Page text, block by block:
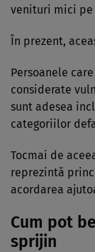
venituri mici
În prezent,
Persoanele
considerate
sunt adesea
categoriilor
Tocmai de
reprezintă
acordarea
Cum pot
sprijin